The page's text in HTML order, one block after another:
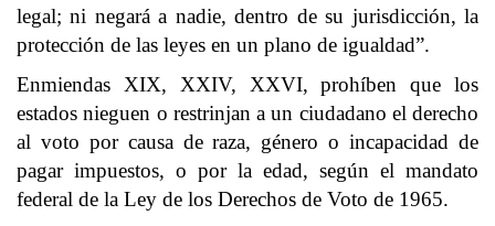
legal; ni negará a nadie, dentro de su jurisdicción, la
protección de las leyes en un plano de igualdad”.
Enmiendas XIX, XXIV, XXVI, prohíben que los
estados nieguen o restrinjan a un ciudadano el derecho
al voto por causa de raza, género o incapacidad de
pagar impuestos, o por la edad, según el mandato
federal de la Ley de los Derechos de Voto de 1965.